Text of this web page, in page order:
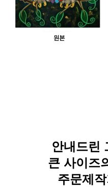
안내드린
큰 사이즈
주문제